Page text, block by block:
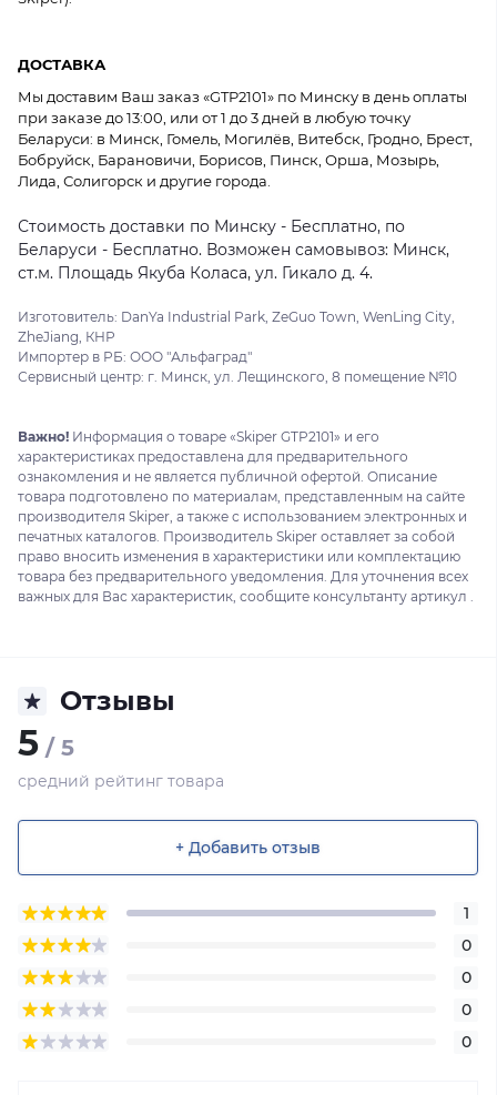
ДОСТАВКА
Мы доставим Ваш заказ «GTP2101» по Минску в день оплаты
при заказе до 13:00, или от 1 до 3 дней в любую точку
Беларуси: в Минск, Гомель, Могилёв, Витебск, Гродно, Брест,
Бобруйск, Барановичи, Борисов, Пинск, Орша, Мозырь,
Лида, Солигорск и другие города.
Стоимость доставки по Минску - Бесплатно, по
Беларуси - Бесплатно. Возможен самовывоз: Минск,
ст.м. Площадь Якуба Коласа, ул. Гикало д. 4.
Изготовитель: DanYa Industrial Park, ZeGuo Town, WenLing City,
ZheJiang, КНР
Импортер в РБ: ООО "Альфаград"
Сервисный центр: г. Минск, ул. Лещинского, 8 помещение №10
Важно! Информация о товаре «Skiper GTP2101» и его
характеристиках предоставлена для предварительного
ознакомления и не является публичной офертой. Описание
товара подготовлено по материалам, представленным на сайте
производителя Skiper, а также с использованием электронных и
печатных каталогов. Производитель Skiper оставляет за собой
право вносить изменения в характеристики или комплектацию
товара без предварительного уведомления. Для уточнения всех
важных для Вас характеристик, сообщите консультанту артикул .
Отзывы
5 / 5
средний рейтинг товара
+ Добавить отзыв
1
0
0
0
0